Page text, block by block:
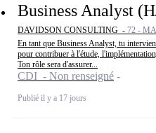
Business Analyst
DAVIDSON CONSULTING - 72 -
En tant que Business Analyst, tu
pour contribuer à l'étude,
Ton rôle sera d'assurer...
CDI - Non renseigné
Publié il y a 17 jours